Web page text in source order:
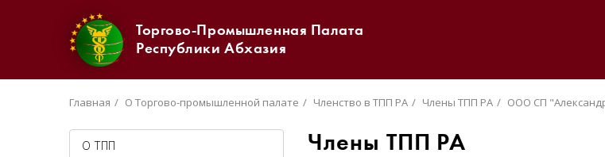
Торгово-Промышленная Палата
Республики Абхазия
Главная О Торгово-промышленной палате Членство в ТПП РА Члены ТПП РА ООО СП
О ТПП
Члены ТПП РА